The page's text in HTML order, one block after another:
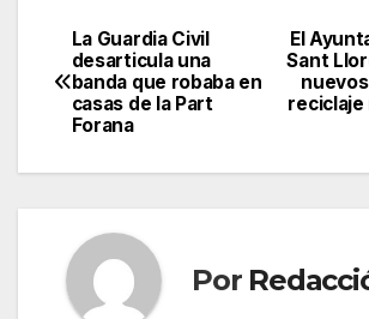
c
e
b
o
k
itt
er
ail
s
p
e
gr
a
m
m
p
Navegación
de
El
Sant
reciclaje
La Guardia Civil
desarticula una
banda que robaba en
casas de la Part
Forana
Por